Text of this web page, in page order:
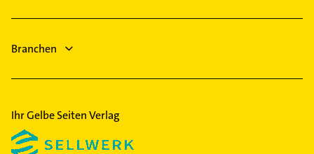
Allgemeinarzt
Arzt
Ärztehaus
Allgemeinarzt
Arzt
Branchen
Ihr Gelbe Seiten Verlag